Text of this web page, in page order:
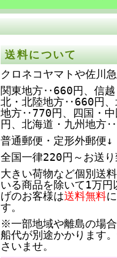
送料について
クロネコヤマトや佐川
関東地方‥660円、信
北・北陸地方‥660円、
地方‥770円、四国・
円、北海道・九州地方
普通郵便・定形外郵便↓
全国一律220円～お送り
大きい荷物など個別送
いる商品を除いて1万円
げのお客様は送料無料
す。
※一部地域や離島の場合
船代が別途かかります
さいませ。